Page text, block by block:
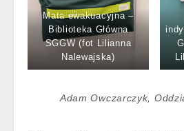
Mata ewakuacyjna –
Biblioteka Główna
SGGW (fot Lilianna
Nalewajska)
Adam Owczarczyk,